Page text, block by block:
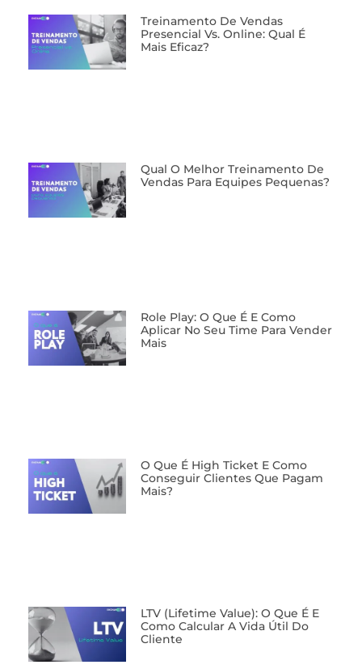
⁠Treinamento De Vendas
Presencial Vs. Online: Qual É
Mais Eficaz?
Qual O Melhor Treinamento De
Vendas Para Equipes Pequenas?
Role Play: O Que É E Como
Aplicar No Seu Time Para Vender
Mais
O Que É High Ticket E Como
Conseguir Clientes Que Pagam
Mais?
LTV (Lifetime Value): O Que É E
Como Calcular A Vida Útil Do
Cliente